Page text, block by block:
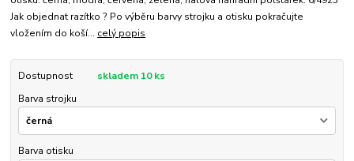
Jak objednat razítko ? Po výběru barvy strojku a otisku pokračujte
vložením do koší... celý popis
Dostupnost
skladem 10 ks
Barva strojku
Barva otisku